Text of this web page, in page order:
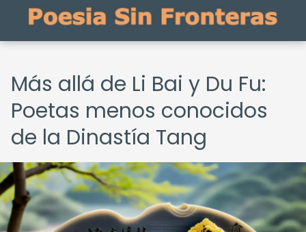
Más allá de Li Bai y Du Fu:
Poetas menos conocidos
de la Dinastía Tang